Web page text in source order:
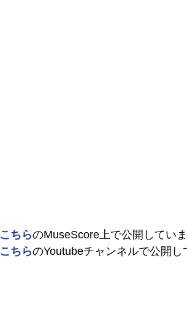
こちらのMuseScore上で公開していま
こちらのYoutubeチャンネルで公開し